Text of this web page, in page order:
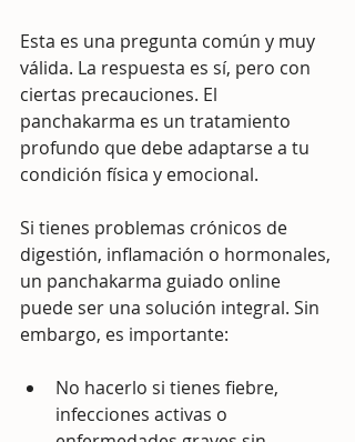
Esta es una pregunta común y muy
válida. La respuesta es sí, pero con
ciertas precauciones. El
panchakarma es un tratamiento
profundo que debe adaptarse a tu
condición física y emocional.
Si tienes problemas crónicos de
digestión, inflamación o hormonales,
un panchakarma guiado online
puede ser una solución integral. Sin
embargo, es importante:
No hacerlo si tienes fiebre,
infecciones activas o